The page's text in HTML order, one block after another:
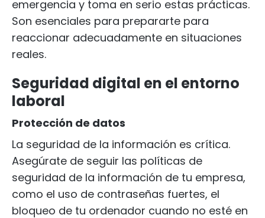
emergencia y toma en serio estas prácticas.
Son esenciales para prepararte para
reaccionar adecuadamente en situaciones
reales.
Seguridad digital en el entorno
laboral
Protección de datos
La seguridad de la información es crítica.
Asegúrate de seguir las políticas de
seguridad de la información de tu empresa,
como el uso de contraseñas fuertes, el
bloqueo de tu ordenador cuando no esté en